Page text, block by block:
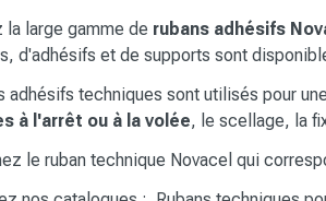
Films
décoratifs
Films
Films
spéciaux
la large gamme de rubans adhésifs
d'adhésifs et de supports sont
adhésifs techniques sont utilisés pour
à l'arrêt ou à la volée, le scellage, la
le ruban technique Novacel qui